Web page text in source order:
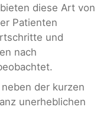
diese Art von
Patienten
und
nach
der kurzen
unerheblichen